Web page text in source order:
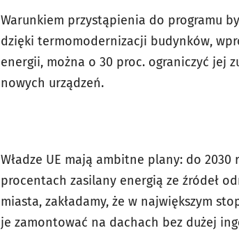
Warunkiem przystąpienia do programu
dzięki termomodernizacji budynków,
energii, można o 30 proc. ograniczyć jej
nowych urządzeń.
Władze UE mają ambitne plany: do
procentach zasilany energią ze źródeł
miasta, zakładamy, że w największym
je zamontować na dachach bez dużej